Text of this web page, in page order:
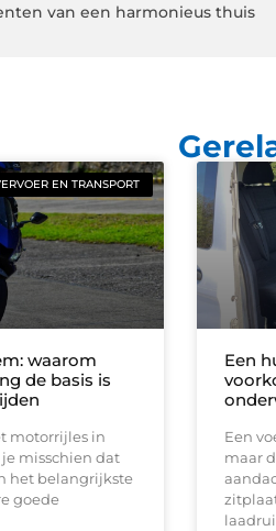
van een harmonieus thuis
EN TRANSPORT
waarom
de basis is
motorrijles in
misschien dat
het belangrijkste
goede
Een
Een
maar